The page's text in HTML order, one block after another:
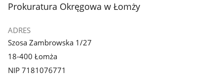
stopka
Prokuratura Okręgowa w Łomży
ADRES
Szosa Zambrowska 1/27
18-400 Łomża
NIP 7181076771